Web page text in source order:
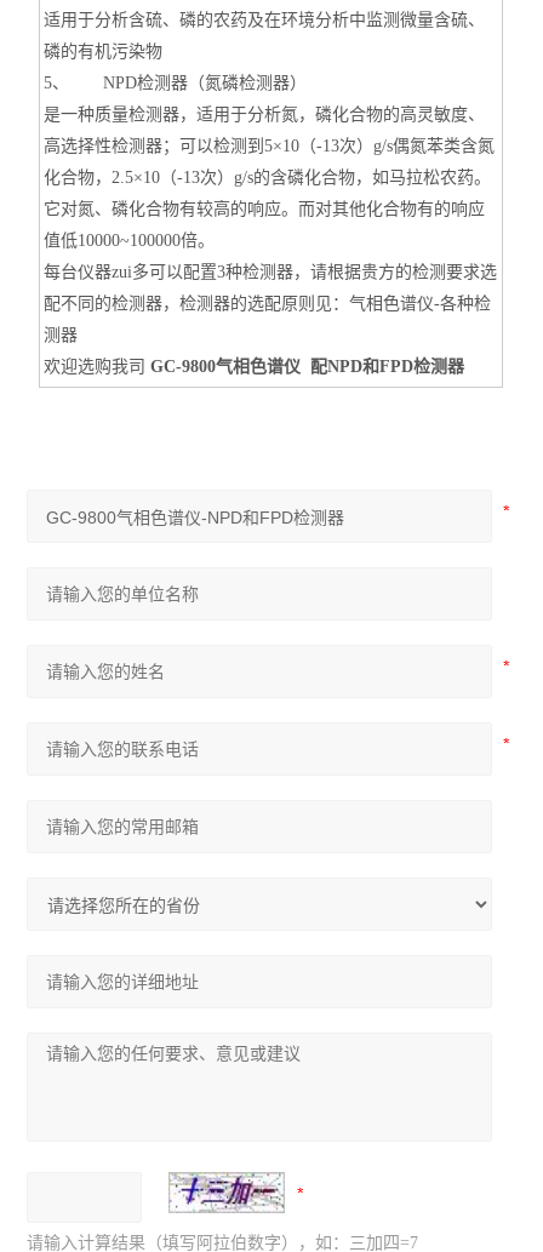
适用于分析含硫、磷的农药及在环境分析中监测微量含硫、
磷的有机污染物
5、 NPD检测器（氮磷检测器）
是一种质量检测器，适用于分析氮，磷化合物的高灵敏度、
高选择性检测器；可以检测到5×10（-13次）g/s偶氮苯类含氮
化合物，2.5×10（-13次）g/s的含磷化合物，如马拉松农药。
它对氮、磷化合物有较高的响应。而对其他化合物有的响应
值低10000~100000倍。
每台仪器zui多可以配置3种检测器，请根据贵方的检测要求选
配不同的检测器，检测器的选配原则见：气相色谱仪-各种检
测器
欢迎选购我司GC-9800气相色谱仪 配NPD和FPD检测器
请输入计算结果（填写阿拉伯数字），如：三加四=7